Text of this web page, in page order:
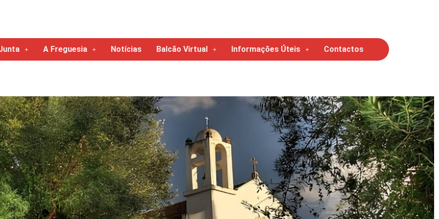
A Freguesia Notícias Balcão Virtual Informações Úteis Contactos